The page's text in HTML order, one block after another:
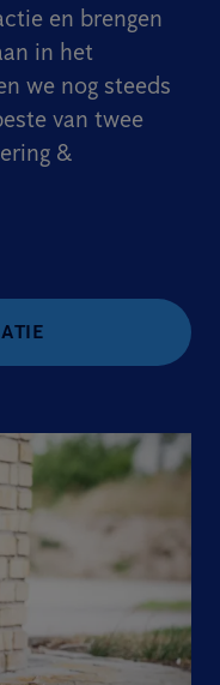
en brengen
in het
we nog steeds
van twee
&